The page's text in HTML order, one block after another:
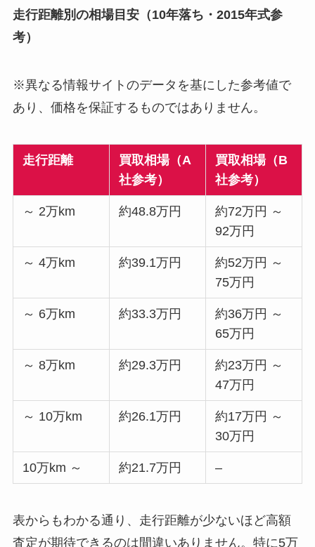
走行距離別の相場目安（10年落ち・2015年式参
考）
※異なる情報サイトのデータを基にした参考値で
あり、価格を保証するものではありません。
走行距離
買取相場（A
社参考）
買取相場（B
社参考）
～ 2万km 約48.8万円
約72万円 ～
92万円
～ 4万km 約39.1万円
約52万円 ～
75万円
～ 6万km 約33.3万円
約36万円 ～
65万円
～ 8万km 約29.3万円
約23万円 ～
47万円
～ 10万km 約26.1万円
約17万円 ～
30万円
10万km ～ 約21.7万円 –
表からもわかる通り、走行距離が少ないほど高額
査定が期待できるのは間違いありません。特に5万